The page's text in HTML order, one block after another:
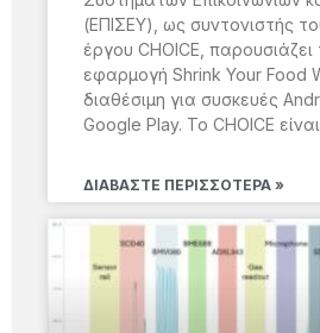
(ΕΠΙΣΕΥ), ως συντονιστής
έργου CHOICE,
εφαρμογή Shrink Your Food
διαθέσιμη για συσκευές
Google Play. Το CHOICE
ΔΙΑΒΆΣΤΕ ΠΕΡΙΣΣΌΤΕΡΑ »